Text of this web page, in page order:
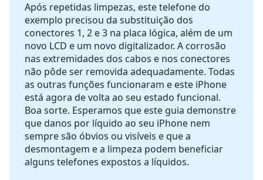
Após repetidas limpezas, este telefone do
exemplo precisou da substituição dos
conectores 1, 2 e 3 na placa lógica, além de um
novo LCD e um novo digitalizador. A corrosão
nas extremidades dos cabos e nos conectores
não pôde ser removida adequadamente. Todas
as outras funções funcionaram e este iPhone
está agora de volta ao seu estado funcional.
Boa sorte. Esperamos que este guia demonstre
que danos por líquido ao seu iPhone nem
sempre são óbvios ou visíveis e que a
desmontagem e a limpeza podem beneficiar
alguns telefones expostos a líquidos.